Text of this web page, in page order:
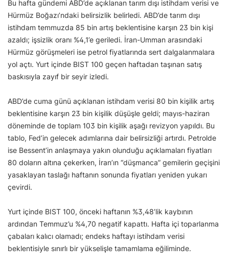
Bu hafta gündemi ABD’de açıklanan tarım dışı istihdam verisi ve
Hürmüz Boğazı’ndaki belirsizlik belirledi. ABD’de tarım dışı
istihdam temmuzda 85 bin artış beklentisine karşın 23 bin kişi
azaldı; işsizlik oranı %4,1’e geriledi. İran-Umman arasındaki
Hürmüz görüşmeleri ise petrol fiyatlarında sert dalgalanmalara
yol açtı. Yurt içinde BIST 100 geçen haftadan taşınan satış
baskısıyla zayıf bir seyir izledi.
ABD’de cuma günü açıklanan istihdam verisi 80 bin kişilik artış
beklentisine karşın 23 bin kişilik düşüşle geldi; mayıs-haziran
döneminde de toplam 103 bin kişilik aşağı revizyon yapıldı. Bu
tablo, Fed’in gelecek adımlarına dair belirsizliği artırdı. Petrolde
ise Bessent’in anlaşmaya yakın olunduğu açıklamaları fiyatları
80 doların altına çekerken, İran’ın “düşmanca” gemilerin geçişini
yasaklayan taslağı haftanın sonunda fiyatları yeniden yukarı
çevirdi.
Yurt içinde BIST 100, önceki haftanın %3,48’lik kaybının
ardından Temmuz’u %4,70 negatif kapattı. Hafta içi toparlanma
çabaları kalıcı olamadı; endeks haftayı istihdam verisi
beklentisiyle sınırlı bir yükselişle tamamlama eğiliminde.